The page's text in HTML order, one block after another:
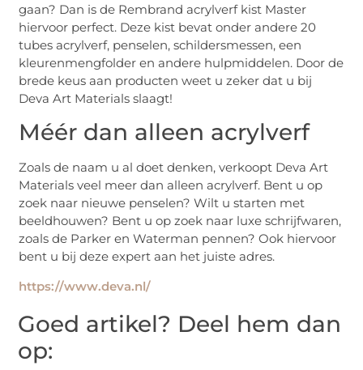
gaan? Dan is de Rembrand acrylverf kist Master
hiervoor perfect. Deze kist bevat onder andere 20
tubes acrylverf, penselen, schildersmessen, een
kleurenmengfolder en andere hulpmiddelen. Door de
brede keus aan producten weet u zeker dat u bij
Deva Art Materials slaagt!
Méér dan alleen acrylverf
Zoals de naam u al doet denken, verkoopt Deva Art
Materials veel meer dan alleen acrylverf. Bent u op
zoek naar nieuwe penselen? Wilt u starten met
beeldhouwen? Bent u op zoek naar luxe schrijfwaren,
zoals de Parker en Waterman pennen? Ook hiervoor
bent u bij deze expert aan het juiste adres.
https://www.deva.nl/
Goed artikel? Deel hem dan
op: